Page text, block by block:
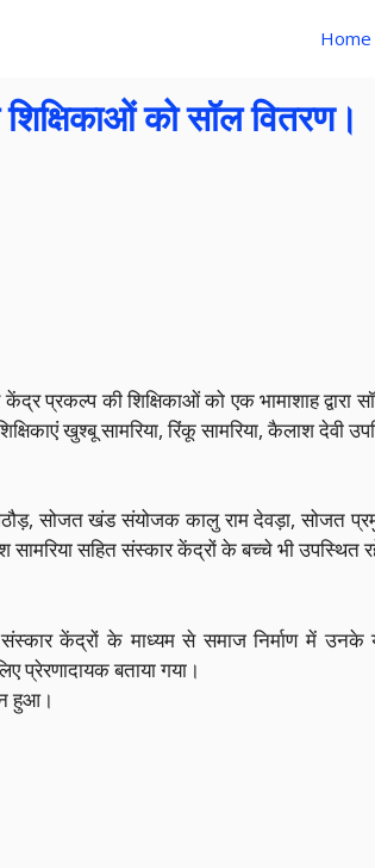
Home
को सॉल वितरण।
प्रकल्प की शिक्षिकाओं को एक भामाशाह द्वारा
खुश्बू सामरिया, रिंकू सामरिया, कैलाश देवी
सोजत खंड संयोजक कालु राम देवड़ा, सोजत
सामरिया सहित संस्कार केंद्रों के बच्चे भी उपस्थित
केंद्रों के माध्यम से समाज निर्माण में उनके
प्रेरणादायक बताया गया।
हुआ।